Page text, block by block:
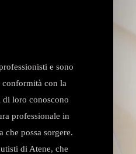
e sono
con la
di loro conoscono
professionale in
che possa sorgere.
di Atene, che